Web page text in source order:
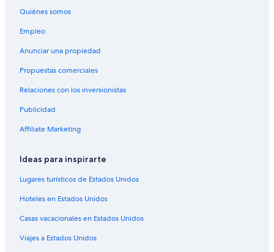
Quiénes somos
Empleo
Anunciar una propiedad
Propuestas comerciales
Relaciones con los inversionistas
Publicidad
Affiliate Marketing
Ideas para inspirarte
Lugares turísticos de Estados Unidos
Hoteles en Estados Unidos
Casas vacacionales en Estados Unidos
Viajes a Estados Unidos